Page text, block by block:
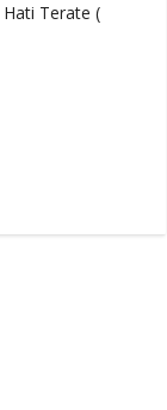
Hati Terate (